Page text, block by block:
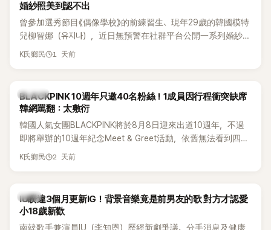
婚紗照美到認不出
曾參加選秀節目《偶像學校》的前練習生、現年29歲的韓國模特
兒柳智娜（유지나），近日無預警在社群平台公開一系列婚紗
照，親自宣布即將步入婚姻，消息曝光後讓不少曾追看節目的
K氏鄉民 1 天前
K-POP
BLACKPINK 10週年只邀40名粉絲！1成員因行程衝突缺席
韓網罵翻：太敷衍
韓國人氣女團BLACKPINK將於8月8日迎來出道10週年，不過
即將舉辦的10週年紀念Meet & Greet活動，依舊無法看到四人
合體。根據韓媒《MyDaily》7日報導，當天將由Jisoo（智秀）、
K氏鄉民 2 天前
韓星
IU睽違3個月更新IG！背景音樂竟是前男友的歌 對方才認愛
小18歲新歡
南韓歌手兼演員IU（李知恩）歷經新劇爭議、分手消息及健康